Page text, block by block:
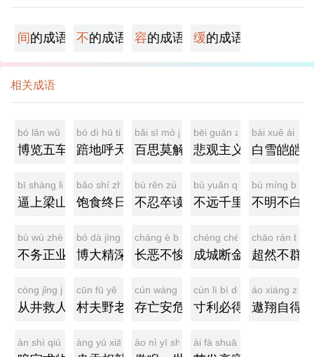
间 的成语 不的成语 容的成语 缓的成语
相关成语
bó lǎn wǔ chē
博览五车
bó dì hū tiān
踣地呼天
bǎi sī mò jiě
百思莫解
bēi guān zhǔ yì
悲观主义
bái xuě ái ái
白雪皑皑
bī shàng liáng shān
逼上梁山
bǎo shí zhōng rì
饱食终日
bù rěn zú dú
不忍卒读
bù yuǎn qiān lǐ
不远千里
bù míng bù
不明不白
bù wù zhèng yè
不务正业
bó dà jīng shēn
博大精深
cháng è bù quān
长恶不悛
chéng chéng duàn jīn
成城断金
chāo rán bù
超然不群
cóng jǐng jiù rén
从井救人
cūn fū yě lǎo
村夫野老
cún wáng ān wēi
存亡安危
cùn lì bì dé
寸利必得
áo xiáng zì dé
遨翔自得
àn shì qiú wù àng yú xiāng qiāoào nì yī shì ài fà shuāi róng